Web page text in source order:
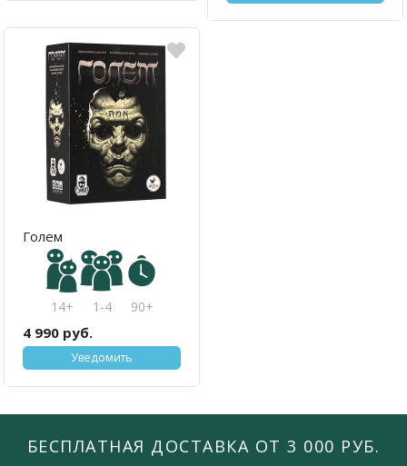
Голем
14+ 1-4 90+
4 990 руб.
Уведомить
БЕСПЛАТНАЯ ДОСТАВКА ОТ 3 000 РУБ.